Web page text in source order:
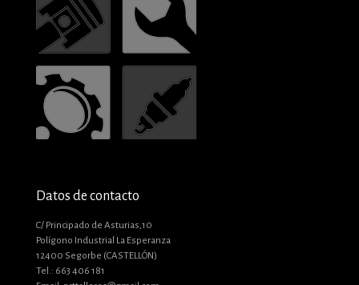
Datos de contacto
C/ Principado de Asturias,10
Polígono Industrial La Esperanza
12400 Segorbe (CASTELLÓN)
Tel.: 663 406 181